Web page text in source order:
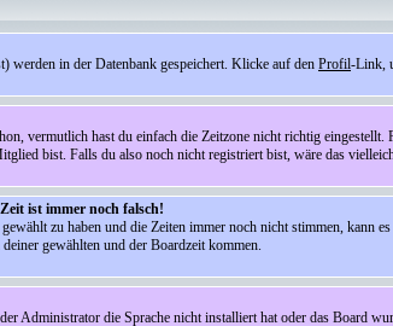
werden in der Datenbank gespeichert. Klicke auf den Profil-Link,
vermutlich hast du einfach die Zeitzone nicht richtig
bist. Falls du also noch nicht registriert bist, wäre das
ist immer noch falsch!
zu haben und die Zeiten immer noch nicht stimmen, kann
gewählten und der Boardzeit kommen.
Administrator die Sprache nicht installiert hat oder das Board